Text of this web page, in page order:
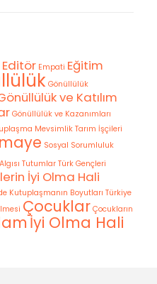
Editör Empati Eğitim
Gönüllülük
ve Katılım
Gönüllülük ve Kazanımları
Mevsimlik Tarım İşçileri
Sosyal Sorumluluk
Tutumlar Türk Gençleri
İyi Olma Hali
Kutuplaşmanın Boyutları Türkiye
Çocuklar Çocukların
İyi Olma Hali